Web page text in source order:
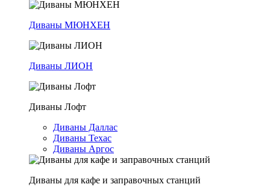
Диваны МЮНХЕН
Диваны ЛИОН
Диваны Лофт
Диваны Даллас
Диваны Техас
Диваны Аргос
Диваны для кафе и заправочных станций